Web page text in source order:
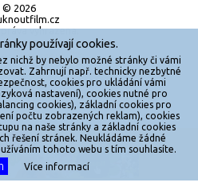
X
© 2026
vyhrazena.
Sítě
souhlasu provozovatele zakázáno.
používají cookies.
nichž by nebylo možné stránky či vámi
Zahrnují např. technicky nezbytné
cookies pro ukládání vámi
nastavení), cookies nutné pro
cookies), základní cookies pro
počtu zobrazených reklam), cookies
na naše stránky a základní cookies
řešení stránek. Neukládáme žádné
tohoto webu s tím souhlasíte.
Více informací